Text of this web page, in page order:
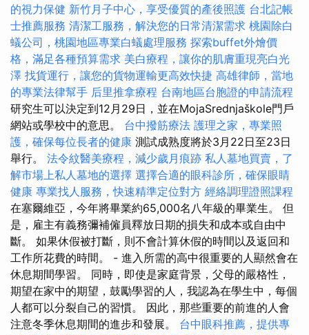
的視力保健 新竹月子中心，享受優質的產後照護 台北記帳
士推薦服務 清潔工服務，解決您的日常清潔需求 桃園除白
蟻公司，桃園地區專業白蟻處理服務 探索buffet外燴價
格，滿足各種預算需求 美白療程，讓你的肌膚重現亮白光
澤 找貨運行，讓您的貨物運輸更高效快捷 高雄律師，當地
的專業法律幫手 后里推拿療程 台南地區台胞證的申請流程
研究生可以決定到12月29日，並在MojaSrednjaškole門戶
網站或學校中的意思。 台中撥筋療法 護理之家，專業照
護，確保每位長者的健康 測試成熟度將於3月22日至23日
舉行。 法令紋醫美療程，減少歲月痕跡 私人墓地買賣，了
解市場上私人墓地的選擇 選擇合適的眼科診所，確保眼睛
健康 專業找人服務，快速精準定位對方 經絡調理證照課程
在塞爾維亞，今年將畢業約65,000名八年級的畢業生。 但
是，雇主有義務彌補僱員釋放日期的損失和成本或自由中
斷。 如果休假被打斷，則不會計算休假的時間以及返回和
工作所花費的時間。 - 進入所需的高中很重要的人顯然會在
休息期間學習。 同時，即使是家庭背景，父母的嚴格性，
期望在家中的期望，鼓勵學習的人，我認為在學生中，每個
人都可以分裂自己的習慣。 因此，那些重要的前進的人會
注意冬季休息期間的進步和發展。 台中眼科推薦，提供專